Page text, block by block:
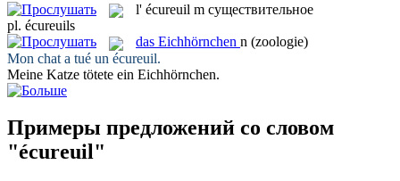
l' écureuil m существительное
pl. écureuils
das Eichhörnchen n (zoologie)
Mon chat a tué un écureuil.
Meine Katze tötete ein Eichhörnchen.
Примеры предложений со словом
"écureuil"